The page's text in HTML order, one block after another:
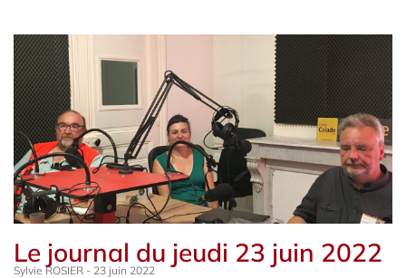
Le journal du jeudi 23 juin 2022
Sylvie ROSIER 23 juin 2022